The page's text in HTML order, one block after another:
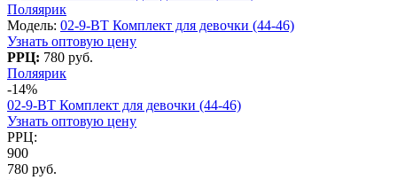
Поляярик
Модель: 02-9-BT Комплект для девочки (44-46)
Узнать оптовую цену
РРЦ: 780 руб.
Поляярик
-14%
02-9-BT Комплект для девочки (44-46)
Узнать оптовую цену
РРЦ:
900
780 руб.